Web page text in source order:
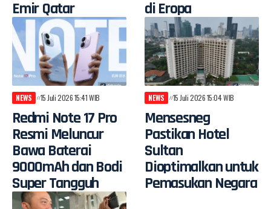
Emir Qatar
di Eropa
NEWS 15 Juli 2026 15:41 WIB
Redmi Note 17 Pro
Resmi Meluncur
Bawa Baterai
9000mAh dan Bodi
Super Tangguh
NEWS 15 Juli 2026 15:04 WIB
Mensesneg
Pastikan Hotel
Sultan
Dioptimalkan untuk
Pemasukan Negara